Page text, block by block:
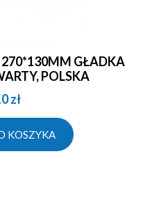
POLSKA
zł
KOSZYKA